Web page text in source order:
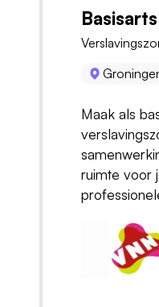
Basisarts
Maak als
ruimte voor